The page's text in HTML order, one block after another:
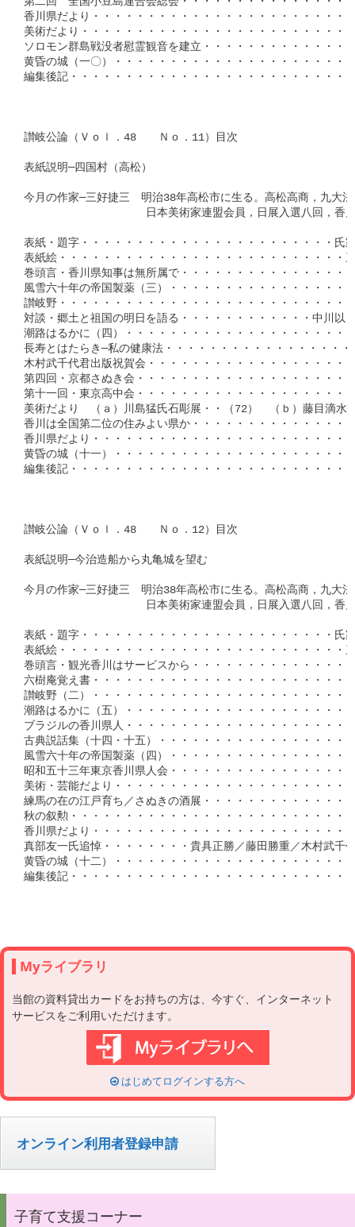
Myライブラリ
当館の資料貸出カードをお持ちの方は、今すぐ、インターネット
サービスをご利用いただけます。
はじめてログインする方へ
オンライン利用者登録申請
子育て支援コーナー